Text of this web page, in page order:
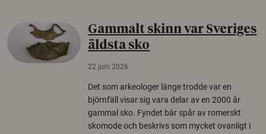
Gammalt skinn var Sveriges
äldsta sko
22 juni 2026
Det som arkeologer länge trodde var en
björnfäll visar sig vara delar av en 2000 år
gammal sko. Fyndet bär spår av romerskt
skomode och beskrivs som mycket ovanligt i